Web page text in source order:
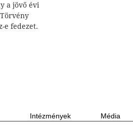
a jövő évi
e fedezet.
Intézmények Média